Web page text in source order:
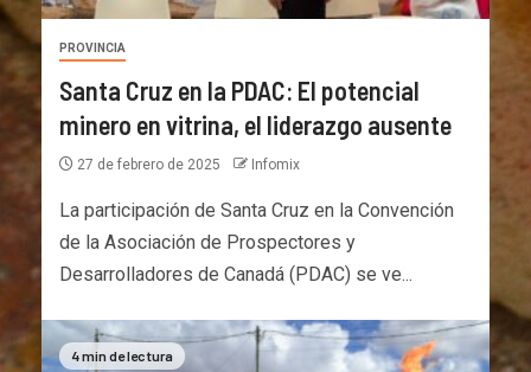
PROVINCIA
Santa Cruz en la PDAC: El potencial
minero en vitrina, el liderazgo ausente
27 de febrero de 2025 Infomix
La participación de Santa Cruz en la Convención
de la Asociación de Prospectores y
Desarrolladores de Canadá (PDAC) se ve...
4 min de lectura